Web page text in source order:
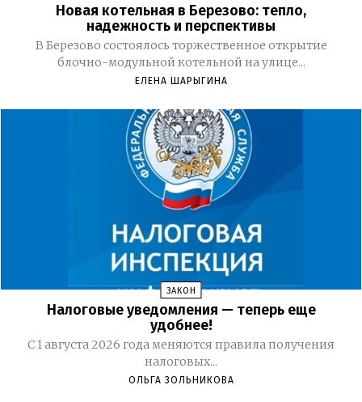
Новая котельная в Березово: тепло,
надежность и перспективы
В Березово состоялось торжественное открытие
блочно-модульной котельной на улице...
ЕЛЕНА ШАРЫГИНА
ЗАКОН
Налоговые уведомления — теперь еще
удобнее!
С 1 августа 2026 года меняются правила получения
налоговых...
ОЛЬГА ЗОЛЬНИКОВА